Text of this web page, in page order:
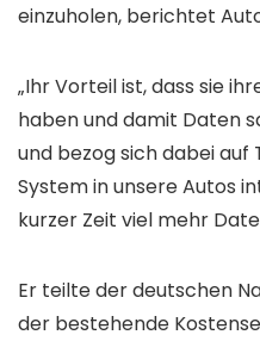
einzuholen, berichtet
„Ihr Vorteil ist, dass sie
haben und damit Daten
und bezog sich dabei auf
System in unsere Autos
kurzer Zeit viel mehr
Er teilte der deutschen
der bestehende